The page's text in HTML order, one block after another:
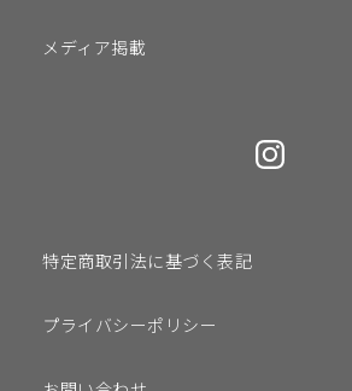
メディア掲載
特定商取引法に基づく表記
プライバシーポリシー